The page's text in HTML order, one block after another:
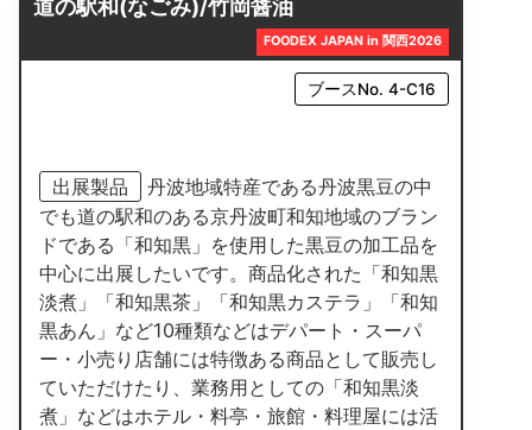
道の駅和(なごみ)/竹岡醤油
FOODEX JAPAN in 関西2026
ブースNo. 4-C16
出展製品
丹波地域特産である丹波黒豆の中
でも道の駅和のある京丹波町和知地域のブラン
ドである「和知黒」を使用した黒豆の加工品を
中心に出展したいです。商品化された「和知黒
淡煮」「和知黒茶」「和知黒カステラ」「和知
黒あん」など10種類などはデパート・スーパ
ー・小売り店舗には特徴ある商品として販売し
ていただけたり、業務用としての「和知黒淡
煮」などはホテル・料亭・旅館・料理屋には活